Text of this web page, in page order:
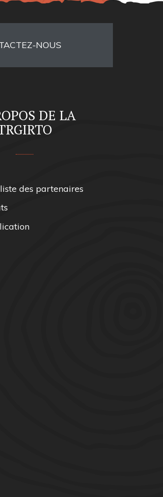
NOUS
DE LA
des partenaires